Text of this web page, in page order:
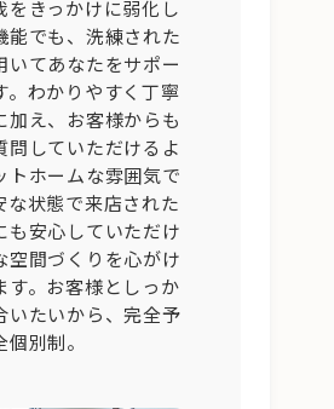
をきっかけに弱化し
能でも、洗練された
いてあなたをサポー
。わかりやすく丁寧
加え、お客様からも
問していただけるよ
トホームな雰囲気で
な状態で来店された
も安心していただけ
空間づくりを心がけ
す。お客様としっか
いたいから、完全予
別制。